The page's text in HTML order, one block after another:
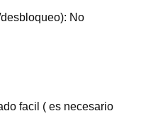
No
facil ( es necesario